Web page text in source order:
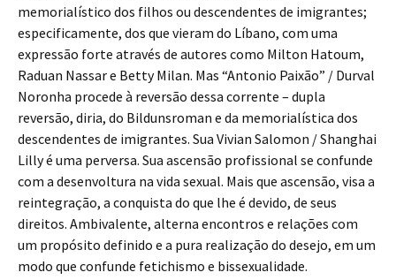
memorialístico dos filhos ou descendentes de imigrantes;
especificamente, dos que vieram do Líbano, com uma
expressão forte através de autores como Milton Hatoum,
Raduan Nassar e Betty Milan. Mas “Antonio Paixão” / Durval
Noronha procede à reversão dessa corrente – dupla
reversão, diria, do Bildunsroman e da memorialística dos
descendentes de imigrantes. Sua Vivian Salomon / Shanghai
Lilly é uma perversa. Sua ascensão profissional se confunde
com a desenvoltura na vida sexual. Mais que ascensão, visa a
reintegração, a conquista do que lhe é devido, de seus
direitos. Ambivalente, alterna encontros e relações com
um propósito definido e a pura realização do desejo, em um
modo que confunde fetichismo e bissexualidade.